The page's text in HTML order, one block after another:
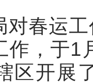
运工
作，于1
区开展